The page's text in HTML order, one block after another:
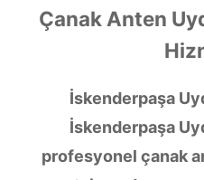
Çanak Anten
İskenderpaşa
İskenderpaşa
profesyonel çanak